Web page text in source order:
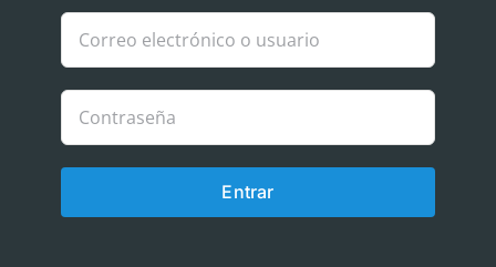
Política de Cookies
Política de privacidad
Entrar